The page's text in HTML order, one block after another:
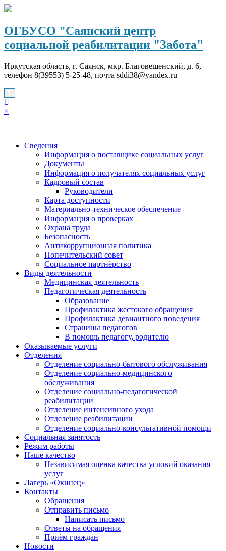
Перейти
содержимому
ОГБУСО "Саянский центр
социальной реабилитации "Забота"
Иркутская область, г. Саянск, мкр. Благовещенский, д. 6,
телефон 8(39553) 5-25-48, почта sddi38@yandex.ru
×
Сведения
Информация о поставщике социальных услуг
Документы
Информация о получателях социальных услуг
Кадровый состав
Руководители
Карта доступности
Материально-техническое обеспечение
Информация о проверках
Охрана труда
Безопасность
Антикоррупционная политика
Попечительский совет
Социальное партнёрство
Виды деятельности
Медицинская деятельность
Педагогическая деятельность
Образование
Профилактика жестокого обращения
Профилактика девиантного поведения
Страницы педагогов
В помощь педагогу, родителю
Оказываемые услуги
Отделения
Отделение социально-бытового обслуживания
Отделение социально-медицинского
обслуживания
Отделение социально-педагогической
реабилитации
Отделение интенсивного ухода
Отделение реабилитации
Отделение социально-консультативной помощи
Социальная занятость
Режим работы
Наше качество
Независимая оценка качества условий оказания
услуг
Лагерь «Окинец»
Контакты
Обращения
Отправить письмо
Написать письмо
Ответы на обращения
Приём граждан
Новости